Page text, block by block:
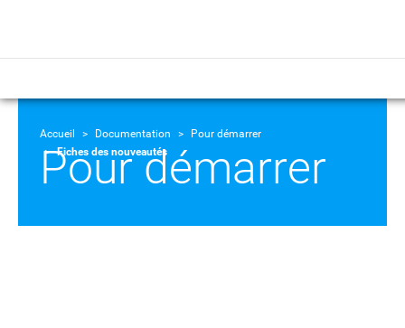
Accueil Documentation
Pour démarrer
Fiches des nouveautés
Pour démarrer